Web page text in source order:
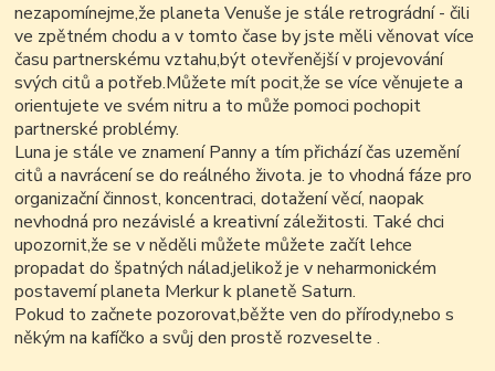
nezapomínejme,že planeta Venuše je stále retrográdní - čili
ve zpětném chodu a v tomto čase by jste měli věnovat více
času partnerskému vztahu,být otevřenější v projevování
svých citů a potřeb.Můžete mít pocit,že se více věnujete a
orientujete ve svém nitru a to může pomoci pochopit
partnerské problémy.
Luna je stále ve znamení Panny a tím přichází čas uzemění
citů a navrácení se do reálného života. je to vhodná fáze pro
organizační činnost, koncentraci, dotažení věcí, naopak
nevhodná pro nezávislé a kreativní záležitosti. Také chci
upozornit,že se v něděli můžete můžete začít lehce
propadat do špatných nálad,jelikož je v neharmonickém
postavemí planeta Merkur k planetě Saturn.
Pokud to začnete pozorovat,běžte ven do přírody,nebo s
někým na kafíčko a svůj den prostě rozveselte .